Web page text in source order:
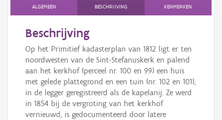
ALGEMEEN BESCHRIJVING KENMERKEN
Beschrijving
Op het Primitief kadasterplan van 1812 ligt er ten
noordwesten van de Sint-Stefanuskerk en palend
aan het kerkhof (perceel nr. 100 en 99) een huis
met gelede plattegrond en een tuin (nr. 102 en 101),
in de legger geregistreerd als de kapelanij. Ze werd
in 1854 bij de vergroting van het kerkhof
vernieuwd, is gedocumenteerd door latere